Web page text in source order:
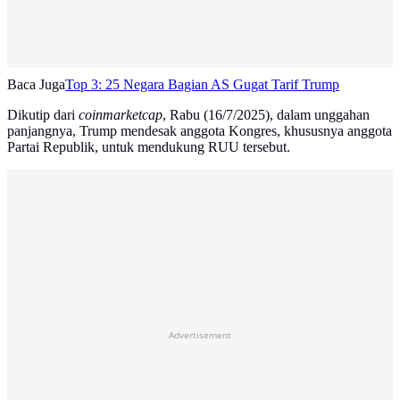
Baca JugaTop 3: 25 Negara Bagian AS Gugat Tarif Trump
Dikutip dari coinmarketcap, Rabu (16/7/2025), dalam unggahan
panjangnya, Trump mendesak anggota Kongres, khususnya anggota
Partai Republik, untuk mendukung RUU tersebut.
Advertisement